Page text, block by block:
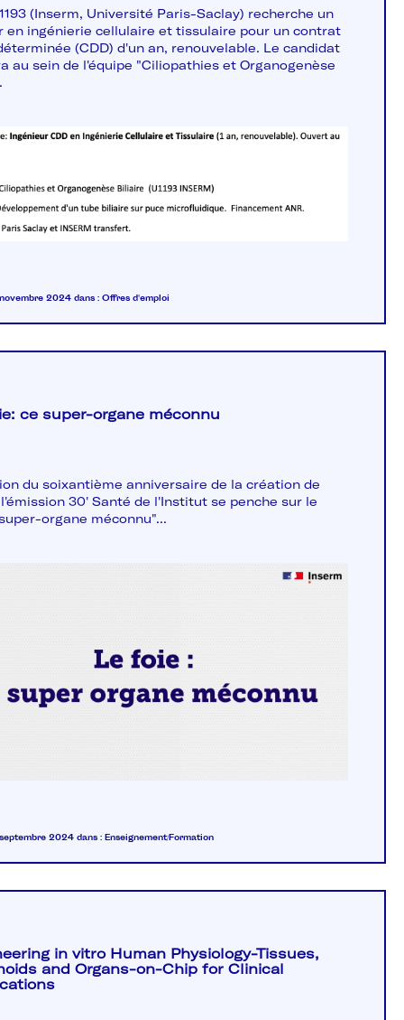
(Inserm, Université Paris-Saclay) recherche un
en ingénierie cellulaire et tissulaire pour un contrat
(CDD) d'un an, renouvelable. Le candidat
au sein de l'équipe "Ciliopathies et Organogenèse
2024 dans : Offres d'emploi
ce super-organe méconnu
du soixantième anniversaire de la création de
30' Santé de l'Institut se penche sur le
organe méconnu"...
2024 dans : Enseignement/Formation
in vitro Human Physiology-Tissues,
and Organs-on-Chip for Clinical